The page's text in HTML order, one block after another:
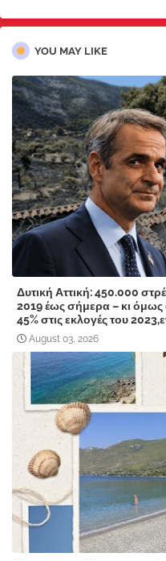
YOU MAY LIKE
Δυτική Αττική: 450.000
2019 έως σήμερα – κι όμως
45% στις εκλογές του
August 03, 2026